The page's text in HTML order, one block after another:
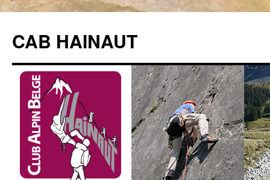
contenu
CAB HAINAUT